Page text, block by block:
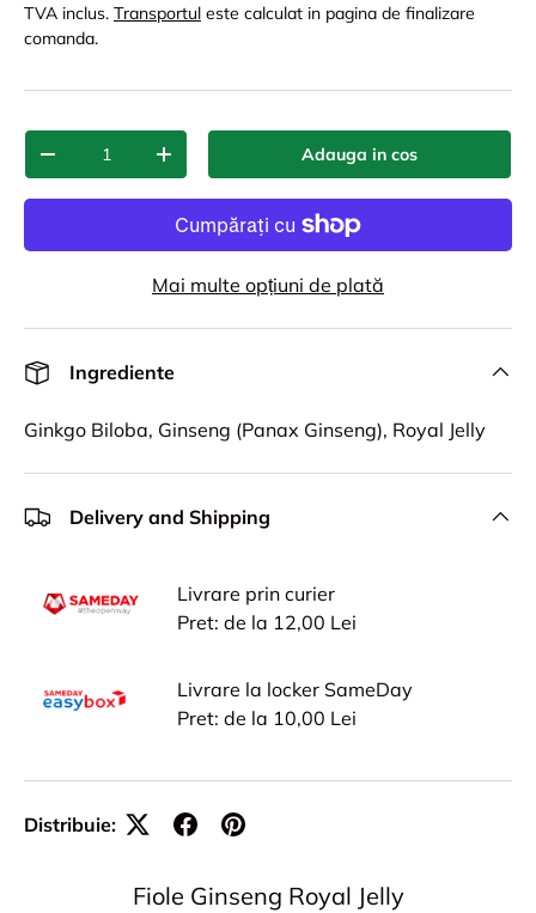
TVA inclus. Transportul este calculat in pagina de finalizare
comanda.
Cant.
-
+ Adauga in cos
Mai multe opțiuni de plată
Ingrediente
Ginkgo Biloba, Ginseng (Panax Ginseng), Royal Jelly
Delivery and Shipping
Livrare prin curier
Pret: de la 12,00 Lei
Livrare la locker SameDay
Pret: de la 10,00 Lei
Distribuie:
Fiole Ginseng Royal Jelly